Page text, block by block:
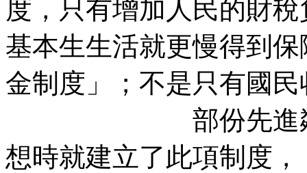
度，只有增加人
基本生生活就更慢
金制度」；不是只有國
部份先進鄰國家
想時就建立了此